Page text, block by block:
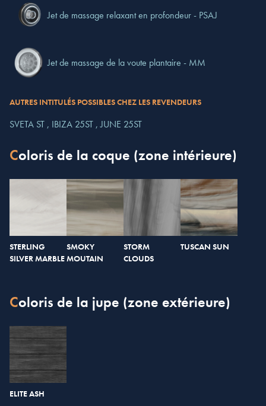
Jet de massage relaxant en profondeur - PSAJ
Jet de massage de la voute plantaire - MM
AUTRES INTITULÉS POSSIBLES CHEZ LES REVENDEURS
SVETA ST , IBIZA 25ST ,JUNE 25ST
Coloris de la coque (zone intérieure)
STERLING
SILVER MARBLE
SMOKY
MOUTAIN
STORM
CLOUDS
TUSCAN SUN
Coloris de la jupe (zone extérieure)
ELITE ASH